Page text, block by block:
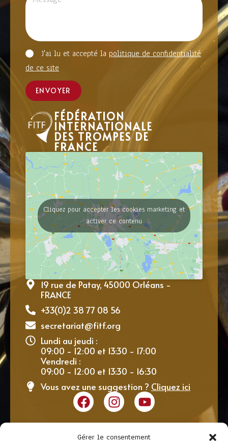
Gérer le consentement
J'ai lu et accepté la politique de confidentialité
de ce site
ENVOYER
FÉDÉRATION
INTERNATIONALE
DES TROMPES DE
FRANCE
Cliquez pour accepter les cookies marketing et
activer ce contenu
19 rue de Patay, 45000 Orléans -
FRANCE
+33(0)2 38 77 08 56
secretariat@fitf.org
Lundi au jeudi :
09:00 - 12:00 et 13:30 - 17:00
Vendredi :
09:00 - 12:00 et 13:30 - 16:30
Vous avez une suggestion ? Cliquez ici